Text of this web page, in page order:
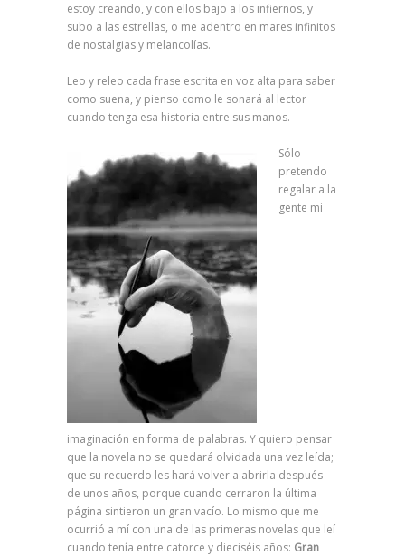
estoy creando, y con ellos bajo a los infiernos, y
subo a las estrellas, o me adentro en mares infinitos
de nostalgias y melancolías.
Leo y releo cada frase escrita en voz alta para saber
como suena, y pienso como le sonará al lector
cuando tenga esa historia entre sus manos.
Sólo
pretendo
regalar a la
gente mi
imaginación en forma de palabras. Y quiero pensar
que la novela no se quedará olvidada una vez leída;
que su recuerdo les hará volver a abrirla después
de unos años, porque cuando cerraron la última
página sintieron un gran vacío. Lo mismo que me
ocurrió a mí con una de las primeras novelas que leí
cuando tenía entre catorce y dieciséis años: Gran